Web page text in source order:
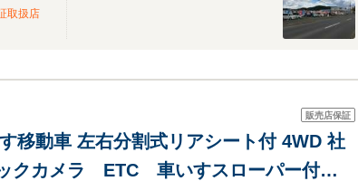
取扱店
販売店保証
移動車 左右分割式リアシート付 4WD 社
クカメラ ETC 車いすスローパー付